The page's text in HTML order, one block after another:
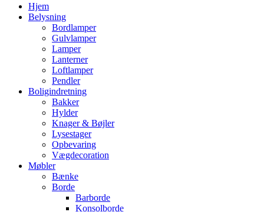
Hjem
Belysning
Bordlamper
Gulvlamper
Lamper
Lanterner
Loftlamper
Pendler
Boligindretning
Bakker
Hylder
Knager & Bøjler
Lysestager
Opbevaring
Vægdecoration
Møbler
Bænke
Borde
Barborde
Konsolborde